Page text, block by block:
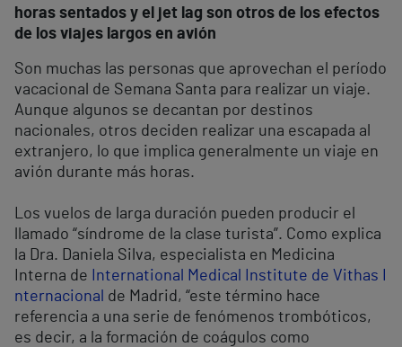
horas sentados y el jet lag son otros de los efectos
de los viajes largos en avión
Son muchas las personas que aprovechan el período
vacacional de Semana Santa para realizar un viaje.
Aunque algunos se decantan por destinos
nacionales, otros deciden realizar una escapada al
extranjero, lo que implica generalmente un viaje en
avión durante más horas.
Los vuelos de larga duración pueden producir el
llamado “síndrome de la clase turista”. Como explica
la Dra. Daniela Silva, especialista en Medicina
Interna de
International Medical Institute de Vithas I
nternacional de Madrid, “este término hace
referencia a una serie de fenómenos trombóticos,
es decir, a la formación de coágulos como